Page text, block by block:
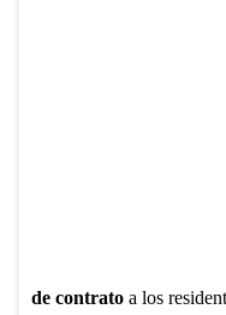
de contratoa los